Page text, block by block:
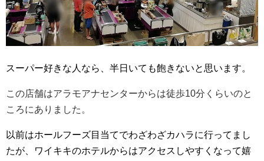
スーパー好きな人なら、半日いても飽きないと思います。
この店舗はアラモアナセンターからは徒歩10分くらいのと
ころにありました。
以前はホールフーズ目当てでわざわざカハラに行ってまし
たが、ワイキキのホテルからはアクセスしやすくなって嬉